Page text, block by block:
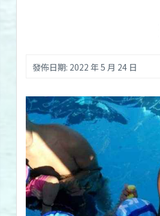
發佈日期: 2022 年 5 月 24 日